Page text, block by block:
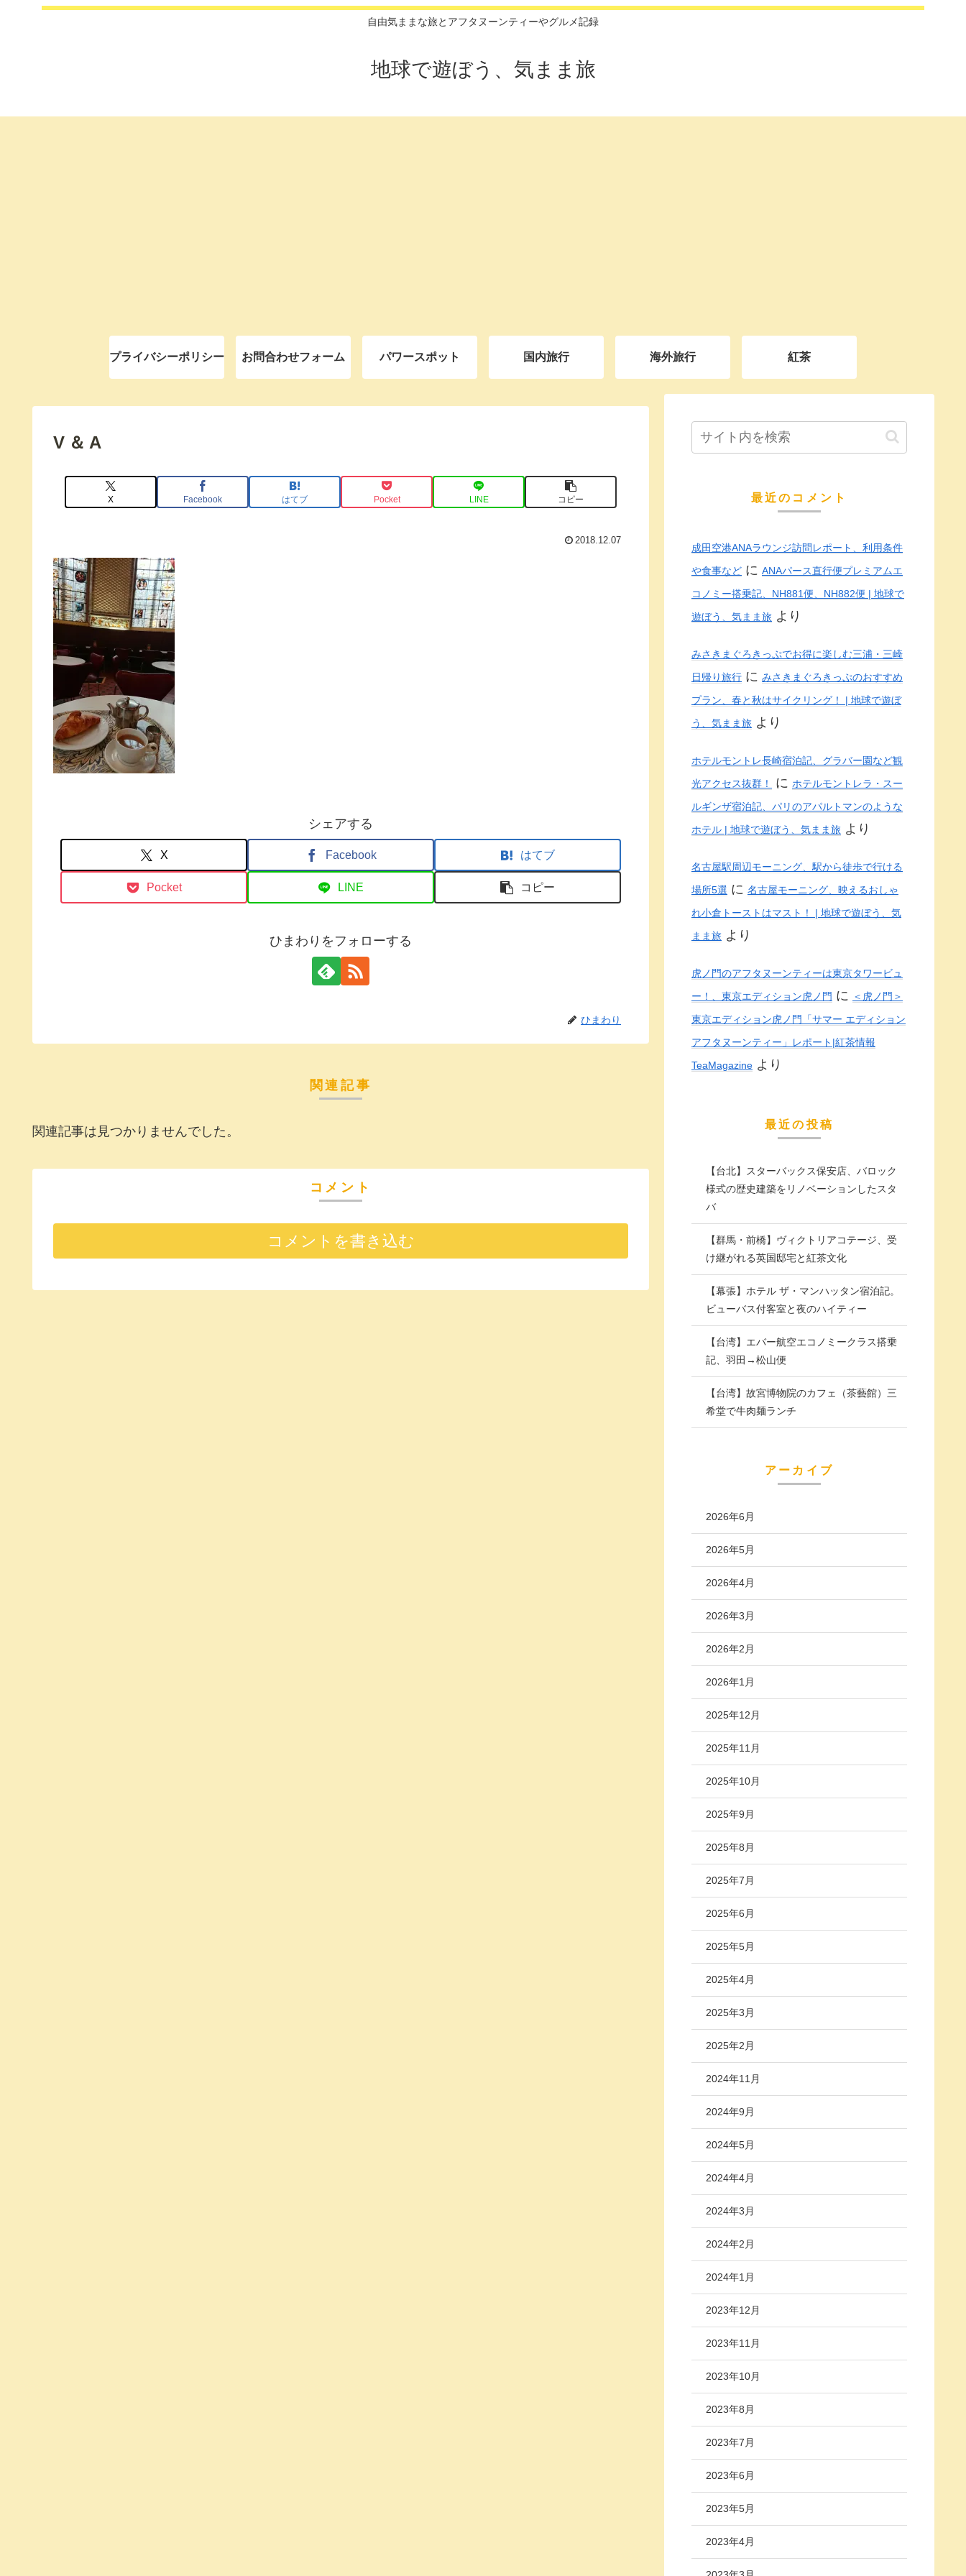
自由気ままな旅とアフタヌーンティーやグルメ記録
地球で遊ぼう、気まま旅
プライバシーポリシー お問合わせフォーム パワースポット 国内旅行 海外旅行 紅茶
V＆A
X Facebook はてブ Pocket LINE コピー
2018.12.07
シェアする
X Facebook はてブ
Pocket LINE コピー
ひまわりをフォローする
ひまわり
関連記事
関連記事は見つかりませんでした。
コメント
コメントを書き込む
最近のコメント
成田空港ANAラウンジ訪問レポート、利用条件
や食事など に ANAパース直行便プレミアムエ
コノミー搭乗記、NH881便、NH882便 | 地球で
遊ぼう、気まま旅 より
みさきまぐろきっぷでお得に楽しむ三浦・三崎
日帰り旅行 に みさきまぐろきっぷのおすすめ
プラン、春と秋はサイクリング！ | 地球で遊ぼ
う、気まま旅 より
ホテルモントレ長崎宿泊記、グラバー園など観
光アクセス抜群！
に ホテルモントレラ・スー
ルギンザ宿泊記、パリのアパルトマンのような
ホテル | 地球で遊ぼう、気まま旅 より
名古屋駅周辺モーニング、駅から徒歩で行ける
場所5選 に 名古屋モーニング、映えるおしゃ
れ小倉トーストはマスト！ | 地球で遊ぼう、気
まま旅 より
虎ノ門のアフタヌーンティーは東京タワービュ
ー！、東京エディション虎ノ門 に
＜虎ノ門＞
東京エディション虎ノ門「サマー エディション
アフタヌーンティー」レポート|紅茶情報
TeaMagazine より
最近の投稿
【台北】スターバックス保安店、バロック
様式の歴史建築をリノベーションしたスタ
バ
【群馬・前橋】ヴィクトリアコテージ、受
け継がれる英国邸宅と紅茶文化
【幕張】ホテル ザ・マンハッタン宿泊記。
ビューバス付客室と夜のハイティー
【台湾】エバー航空エコノミークラス搭乗
記、羽田→松山便
【台湾】故宮博物院のカフェ（茶藝館）三
希堂で牛肉麺ランチ
アーカイブ
2026年6月
2026年5月
2026年4月
2026年3月
2026年2月
2026年1月
2025年12月
2025年11月
2025年10月
2025年9月
2025年8月
2025年7月
2025年6月
2025年5月
2025年4月
2025年3月
2025年2月
2024年11月
2024年9月
2024年5月
2024年4月
2024年3月
2024年2月
2024年1月
2023年12月
2023年11月
2023年10月
2023年8月
2023年7月
2023年6月
2023年5月
2023年4月